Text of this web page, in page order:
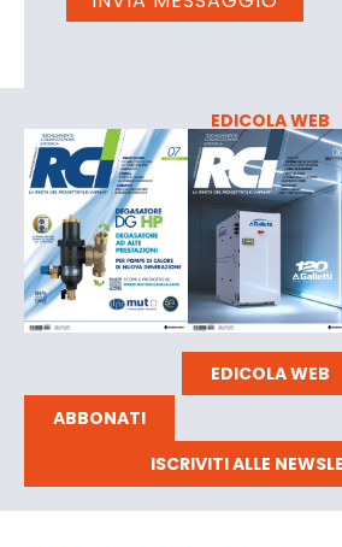
EDICOLA WEB
EDICOLA WEB
ABBONATI
ISCRIVITI ALLE